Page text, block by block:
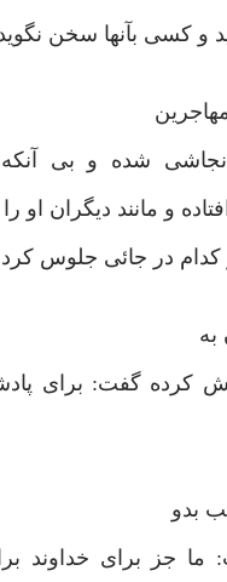
و کسی بآنها سخن
شده و بی آنکه
و مانند دیگران او را
در جائی جلوس
به
کرده گفت: برای
بدو
ما جز برای خداوند